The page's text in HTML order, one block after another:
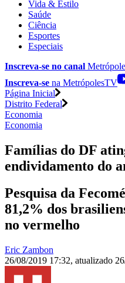
Vida & Estilo
Saúde
Ciência
Esportes
Especiais
Inscreva-se no canal
Inscreva-se na MetrópolesTV
Página Inicial
Distrito Federal
Economia
Economia
Famílias do DF
endividamento do
Pesquisa da
81,2% dos
no vermelho
Eric Zambon
26/08/2019 17:32, atualizado